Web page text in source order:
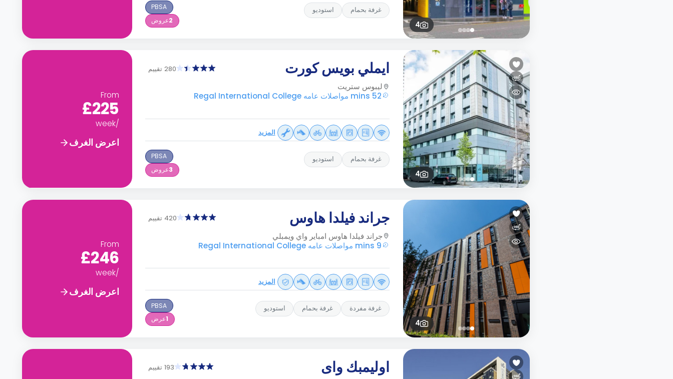
4
غرفة بحمام استوديو
PBSA
2عروض
4
ايملي بويس كورت 280 تقييم
ليبوس ستريت
52 mins مواصلات عامه Regal International College
المزيد
غرفة بحمام استوديو
PBSA
3عروض
From
£225
/week
اعرض الغرف
4
جراند فيلدا هاوس 420 تقييم
جراند فيلدا هاوس امباير واي ويمبلي
9 mins مواصلات عامه Regal International College
المزيد
غرفة مفردة غرفة بحمام استوديو
PBSA
1عرض
From
£246
/week
اعرض الغرف
اوليمبك واى 193 تقييم